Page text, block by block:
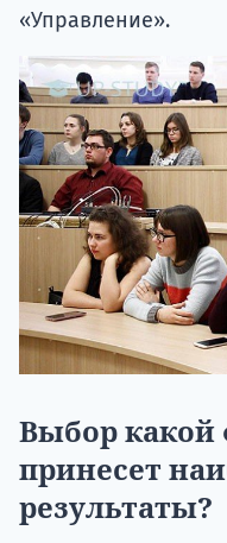
«Управление».
Выбор
принесет
результаты?